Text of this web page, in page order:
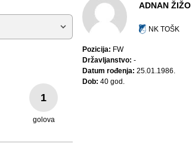
1
golova
ADNAN ŽIŽO
NK TOŠK
Pozicija: FW
Državljanstvo: -
Datum rođenja: 25.01.1986.
Dob: 40 god.